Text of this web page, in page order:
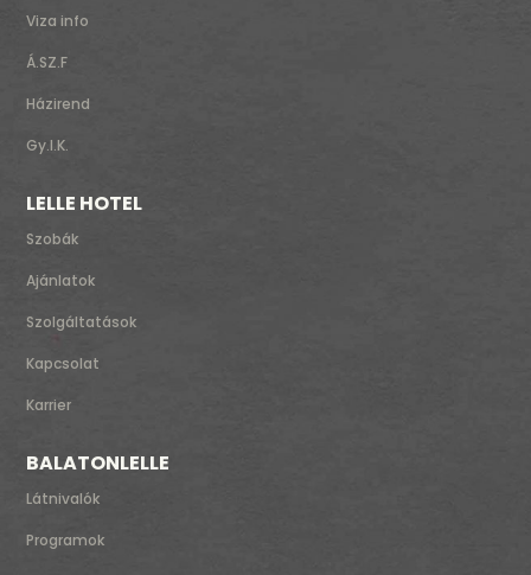
Viza info
Á.SZ.F
Házirend
Gy.I.K.
LELLE HOTEL
Szobák
Ajánlatok
Szolgáltatások
Kapcsolat
Karrier
BALATONLELLE
Látnivalók
Programok